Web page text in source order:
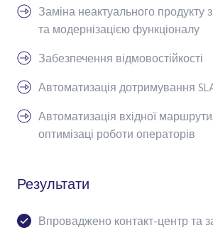
Заміна неактуального продукту
та модернізацією функціоналу
Забезпечення відмовостійкості
Автоматизація дотримування
Автоматизація вхідної
оптимізаці роботи операторів
Результати
Впроваджено контакт-центр та